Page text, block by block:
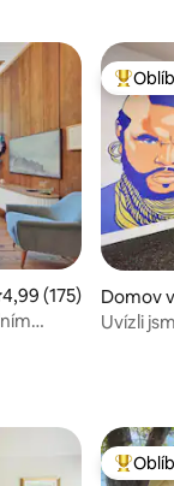
hodnocení
4,99 (175)
Domov
Uvízli